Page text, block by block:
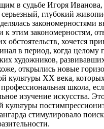
в судьбе Игоря Иванова,
глубокий
закономерностями
этим законо­мерностям,
обстоятельств, хочется
в период, когда целому
художников,
открылись новые
культуры XX века,
школа,
изучение искусства.
культуры
стимулировало